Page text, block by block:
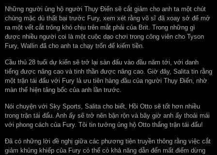
Những người ủng hộ người Thụy Điển sẽ cắt giảm cho anh ta một chút
chùng mặc dù thất bại trước Fury, xem xét rằng võ sĩ đã xoay sở để mở
ra một vết cắt trông khó chịu trên mắt phải của Brit. Trong những gì
được nhiều người coi là một cuộc dạo chơi trong công viên cho Tyson
Fury, Wallin đã cho anh ta chạy trốn để kiếm tiền.
Cầu thủ 28 tuổi dự kiến ​​sẽ trở lại sàn đấu vào đầu năm tới, với danh
tiếng được nâng cao và tinh thần được nâng cao. Giờ đây, Salita tin rằng
một trận tái đấu với Fury là ưu tiên hàng đầu của người Thụy Điển, nhờ
màn thể hiện tâng bốc của anh lần trước.
Nói chuyện với Sky Sports, Salita cho biết, Hồi Otto sẽ tốt hơn nhiều
trong trận tái đấu. Anh ấy sẽ trở nên bận rộn và bây giờ anh ấy thoải mái
với phong cách của Fury. Tôi tin tưởng ủng hộ Otto thắng trận tái đấu!
Đã có những lời đề nghị giữa các phương tiện truyền thông rằng việc cắt
giảm khủng khiếp của Fury có thể có khả năng dẫn đến mất điểm dừng